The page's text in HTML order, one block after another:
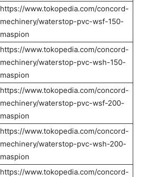
https://www.tokopedia.com/concord-
mechinery/waterstop-pvc-wsf-150-
maspion
https://www.tokopedia.com/concord-
mechinery/waterstop-pvc-wsh-150-
maspion
https://www.tokopedia.com/concord-
mechinery/waterstop-pvc-wsf-200-
maspion
https://www.tokopedia.com/concord-
mechinery/waterstop-pvc-wsh-200-
maspion
https://www.tokopedia.com/concord-